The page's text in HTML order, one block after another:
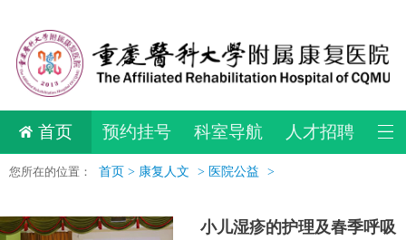
首页 预约挂号 科室导航 人才招聘
您所在的位置： 首页 > 康复人文 > 医院公益 >
小儿湿疹的护理及春季呼吸